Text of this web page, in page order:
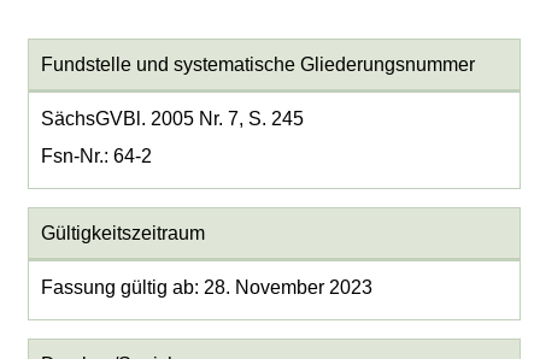
Fundstelle und systematische Gliederungsnummer
SächsGVBl. 2005 Nr. 7, S. 245
Fsn-Nr.: 64-2
Gültigkeitszeitraum
Fassung gültig ab: 28. November 2023